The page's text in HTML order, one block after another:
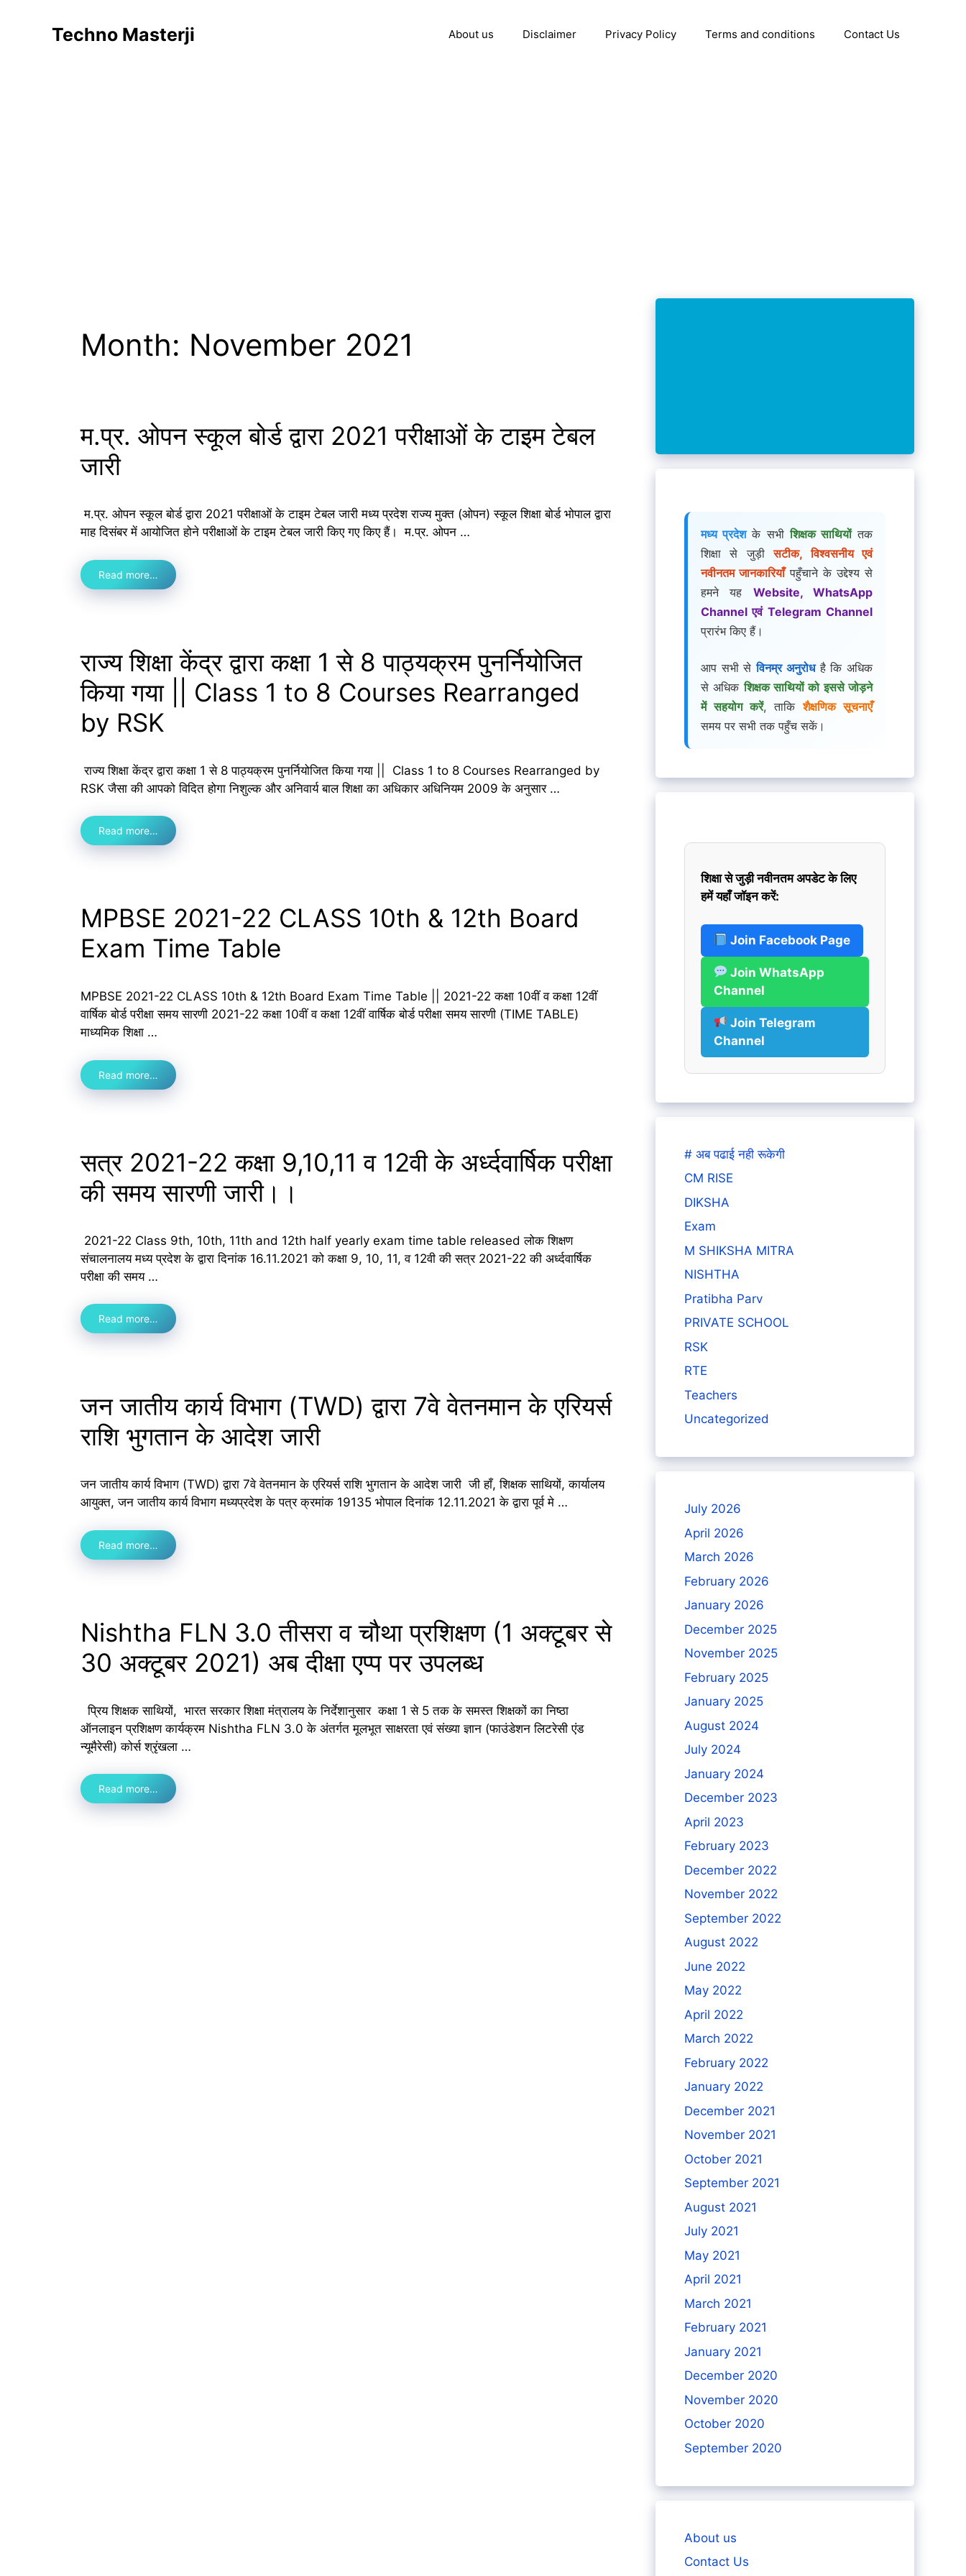
Techno Masterji About us Disclaimer Privacy Policy Terms and conditions Contact Us
Month: November 2021
म.प्र. ओपन स्कूल बोर्ड द्वारा 2021 परीक्षाओं के टाइम टेबल
जारी
म.प्र. ओपन स्कूल बोर्ड द्वारा 2021 परीक्षाओं के टाइम टेबल जारी मध्य प्रदेश राज्य मुक्त (ओपन) स्कूल शिक्षा बोर्ड भोपाल द्वारा
माह दिसंबर में आयोजित होने परीक्षाओं के टाइम टेबल जारी किए गए किए हैं। म.प्र. ओपन …
Read more…
राज्य शिक्षा केंद्र द्वारा कक्षा 1 से 8 पाठ्यक्रम पुनर्नियोजित
किया गया || Class 1 to 8 Courses Rearranged
by RSK
राज्य शिक्षा केंद्र द्वारा कक्षा 1 से 8 पाठ्यक्रम पुनर्नियोजित किया गया || Class 1 to 8 Courses Rearranged by
RSK जैसा की आपको विदित होगा निशुल्क और अनिवार्य बाल शिक्षा का अधिकार अधिनियम 2009 के अनुसार …
Read more…
MPBSE 2021-22 CLASS 10th & 12th Board
Exam Time Table
MPBSE 2021-22 CLASS 10th & 12th Board Exam Time Table || 2021-22 कक्षा 10वीं व कक्षा 12वीं
वार्षिक बोर्ड परीक्षा समय सारणी 2021-22 कक्षा 10वीं व कक्षा 12वीं वार्षिक बोर्ड परीक्षा समय सारणी (TIME TABLE)
माध्यमिक शिक्षा …
Read more…
सत्र 2021-22 कक्षा 9,10,11 व 12वी के अर्ध्दवार्षिक परीक्षा
की समय सारणी जारी।।
2021-22 Class 9th, 10th, 11th and 12th half yearly exam time table released लोक शिक्षण
संचालनालय मध्य प्रदेश के द्वारा दिनांक 16.11.2021 को कक्षा 9, 10, 11, व 12वी की सत्र 2021-22 की अर्ध्दवार्षिक
परीक्षा की समय …
Read more…
जन जातीय कार्य विभाग (TWD) द्वारा 7वे वेतनमान के एरियर्स
राशि भुगतान के आदेश जारी
जन जातीय कार्य विभाग (TWD) द्वारा 7वे वेतनमान के एरियर्स राशि भुगतान के आदेश जारी जी हाँ, शिक्षक साथियों, कार्यालय
आयुक्त, जन जातीय कार्य विभाग मध्यप्रदेश के पत्र क्रमांक 19135 भोपाल दिनांक 12.11.2021 के द्वारा पूर्व मे …
Read more…
Nishtha FLN 3.0 तीसरा व चौथा प्रशिक्षण (1 अक्टूबर से
30 अक्टूबर 2021) अब दीक्षा एप्प पर उपलब्ध
प्रिय शिक्षक साथियों, भारत सरकार शिक्षा मंत्रालय के निर्देशानुसार कक्षा 1 से 5 तक के समस्त शिक्षकों का निष्ठा
ऑनलाइन प्रशिक्षण कार्यक्रम Nishtha FLN 3.0 के अंतर्गत मूलभूत साक्षरता एवं संख्या ज्ञान (फाउंडेशन लिटरेसी एंड
न्यूमैरेसी) कोर्स श्रृंखला …
Read more…
मध्य प्रदेशके सभीशिक्षक साथियोंतक
शिक्षा से जुड़ीसटीक, विश्वसनीय एवं
नवीनतम जानकारियाँपहुँचाने के उद्देश्य से
हमने यह Website, WhatsApp
Channel एवं Telegram Channel
प्रारंभ किए हैं।
आप सभी सेविनम्र अनुरोधहै कि अधिक
से अधिकशिक्षक साथियों को इससे जोड़ने
में सहयोग करें, ताकिशैक्षणिक सूचनाएँ
समय पर सभी तक पहुँच सकें।
शिक्षा से जुड़ी नवीनतम अपडेट के लिए
हमें यहाँ जॉइन करें:
Join Facebook Page
Join WhatsApp
Channel
Join Telegram
Channel
# अब पढाई नही रूकेगी
CM RISE
DIKSHA
Exam
M SHIKSHA MITRA
NISHTHA
Pratibha Parv
PRIVATE SCHOOL
RSK
RTE
Teachers
Uncategorized
July 2026
April 2026
March 2026
February 2026
January 2026
December 2025
November 2025
February 2025
January 2025
August 2024
July 2024
January 2024
December 2023
April 2023
February 2023
December 2022
November 2022
September 2022
August 2022
June 2022
May 2022
April 2022
March 2022
February 2022
January 2022
December 2021
November 2021
October 2021
September 2021
August 2021
July 2021
May 2021
April 2021
March 2021
February 2021
January 2021
December 2020
November 2020
October 2020
September 2020
About us
Contact Us